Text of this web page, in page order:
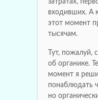
входивших. А
этот момент
тысячам.
Тут, пожалуй,
об органике.
момент я
понаблюдать
но